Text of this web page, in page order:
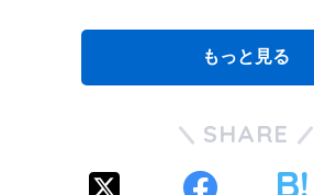
もっと見る
SHARE